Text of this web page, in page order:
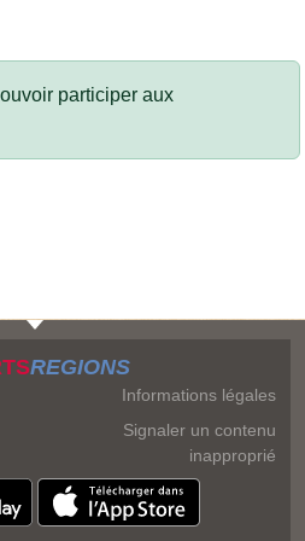
participer aux
REGIONS
Informations légales
Signaler un contenu
inapproprié